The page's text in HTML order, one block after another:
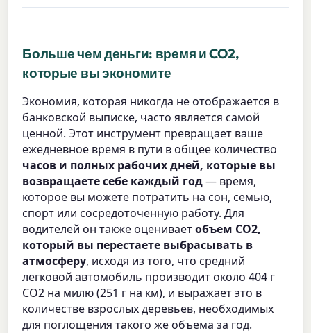
Больше чем деньги: время и CO2,
которые вы экономите
Экономия, которая никогда не отображается в
банковской выписке, часто является самой
ценной. Этот инструмент превращает ваше
ежедневное время в пути в общее количество
часов и полных рабочих дней, которые вы
возвращаете себе каждый год— время,
которое вы можете потратить на сон, семью,
спорт или сосредоточенную работу. Для
водителей он также оцениваетобъем CO2,
который вы перестаете выбрасывать в
атмосферу, исходя из того, что средний
легковой автомобиль производит около 404 г
CO2 на милю (251 г на км), и выражает это в
количестве взрослых деревьев, необходимых
для поглощения такого же объема за год.